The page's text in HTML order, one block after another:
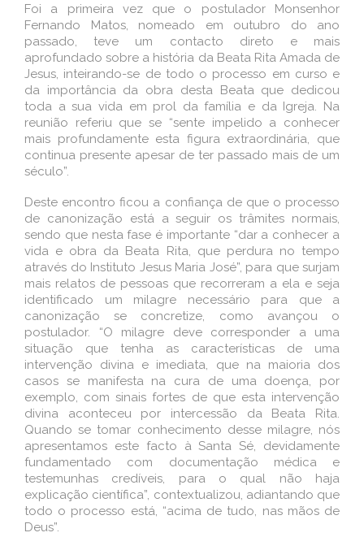
Foi a primeira vez que o postulador Monsenhor
Fernando Matos, nomeado em outubro do ano
passado, teve um contacto direto e mais
aprofundado sobre a história da Beata Rita Amada de
Jesus, inteirando-se de todo o processo em curso e
da importância da obra desta Beata que dedicou
toda a sua vida em prol da família e da Igreja. Na
reunião referiu que se “sente impelido a conhecer
mais profundamente esta figura extraordinária, que
continua presente apesar de ter passado mais de um
século”.
Deste encontro ficou a confiança de que o processo
de canonização está a seguir os trâmites normais,
sendo que nesta fase é importante “dar a conhecer a
vida e obra da Beata Rita, que perdura no tempo
através do Instituto Jesus Maria José”, para que surjam
mais relatos de pessoas que recorreram a ela e seja
identificado um milagre necessário para que a
canonização se concretize, como avançou o
postulador. “O milagre deve corresponder a uma
situação que tenha as características de uma
intervenção divina e imediata, que na maioria dos
casos se manifesta na cura de uma doença, por
exemplo, com sinais fortes de que esta intervenção
divina aconteceu por intercessão da Beata Rita.
Quando se tomar conhecimento desse milagre, nós
apresentamos este facto à Santa Sé, devidamente
fundamentado com documentação médica e
testemunhas credíveis, para o qual não haja
explicação científica”, contextualizou, adiantando que
todo o processo está, “acima de tudo, nas mãos de
Deus”.